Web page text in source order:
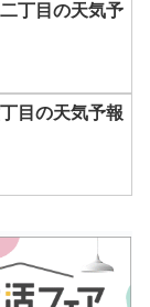
丁目の天気予
目の天気予報